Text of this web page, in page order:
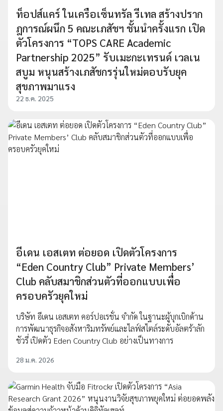
ท็อปส์แคร์ ในเครือเซ็นทรัล รีเทล สร้างปราก
ฎการณ์ผนึก 5 คณะเภสัชฯ ชั้นนำครั้งแรก เปิด
ตัวโครงการ “TOPS CARE Academic
Partnership 2025” รับเมะกะเทรนด์ เวลเน
สบูม หนุนสร้างเภสัชกรรุ่นใหม่ตอบรับยุค
สุขภาพมาแรง
22 ธ.ค. 2025
อีเดน เอสเตท ต่อยอด เปิดตัวโครงการ
“Eden Country Club” Private Members’
Club คลับสมาชิกส่วนตัวที่ออกแบบเพื่อ
ครอบครัวยุคใหม่
บริษัท อีเดน เอสเตท คอร์ปอเรชั่น จํากัด ในฐานะผู้บุกเบิกด้าน
การพัฒนาธุรกิจอสังหาริมทรัพย์และไลฟ์สไตล์ระดับอัลตร้าลัก
ชัวรี่ เปิดตัว Eden Country Club อย่างเป็นทางการ
28 ม.ค. 2026